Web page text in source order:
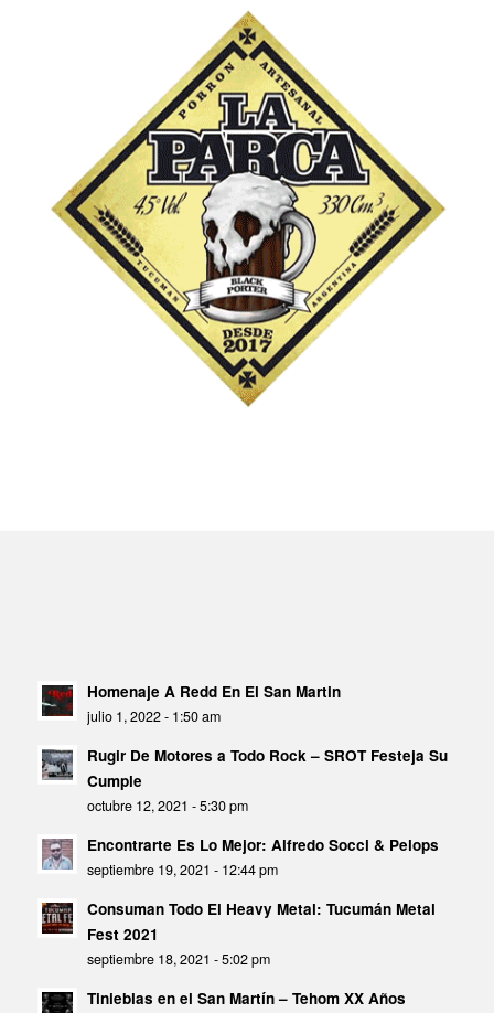
Homenaje A Redd En El San Martin
julio 1, 2022 - 1:50 am
Rugir De Motores a Todo Rock – SROT Festeja Su
Cumple
octubre 12, 2021 - 5:30 pm
Encontrarte Es Lo Mejor: Alfredo Socci & Pelops
septiembre 19, 2021 - 12:44 pm
Consuman Todo El Heavy Metal: Tucumán Metal
Fest 2021
septiembre 18, 2021 - 5:02 pm
Tinieblas en el San Martín – Tehom XX Años